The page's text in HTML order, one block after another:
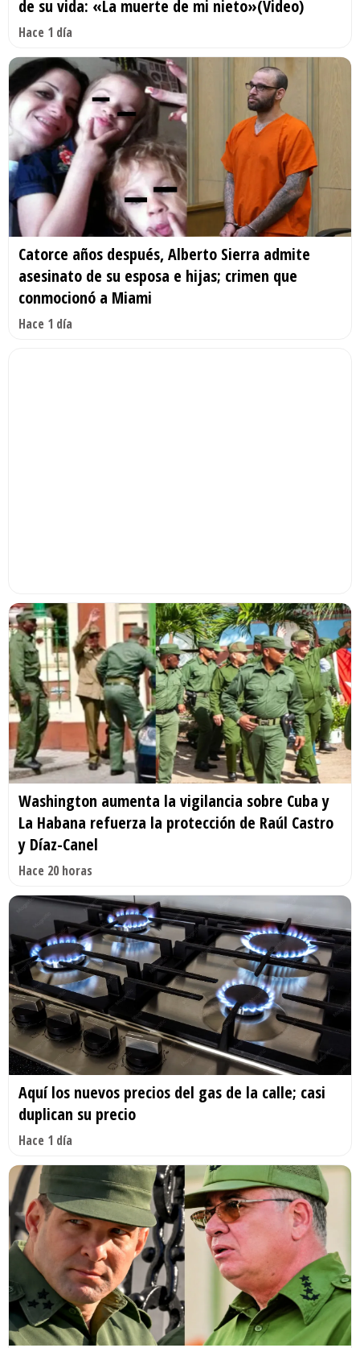
de su vida: «La muerte de mi nieto»(Video)
Hace 1 día
Catorce años después, Alberto Sierra admite
asesinato de su esposa e hijas; crimen que
conmocionó a Miami
Hace 1 día
Washington aumenta la vigilancia sobre Cuba y
La Habana refuerza la protección de Raúl Castro
y Díaz-Canel
Hace 20 horas
Aquí los nuevos precios del gas de la calle; casi
duplican su precio
Hace 1 día